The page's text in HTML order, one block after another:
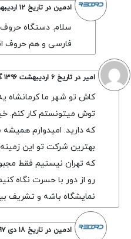
ادمین در تاریخ ۱۲ اردیبهشت ۱۳۹۶
سلام. دستگاه
فارسی و هم حروف
امیر در تاریخ ۶ اردیبهشت ۱۳۹۶
کاش تو شهر ما کرمانشاه
توش میتونستم کار کنم.
که دارید. امیدوارم
بهترین شرکت تو این
که تهران نیستیم فقط
رو از دور با حسرت نگاه
نمایشگاه باشه و تشریف
ادمین در تاریخ ۱۸ دی ۱۳۹۷